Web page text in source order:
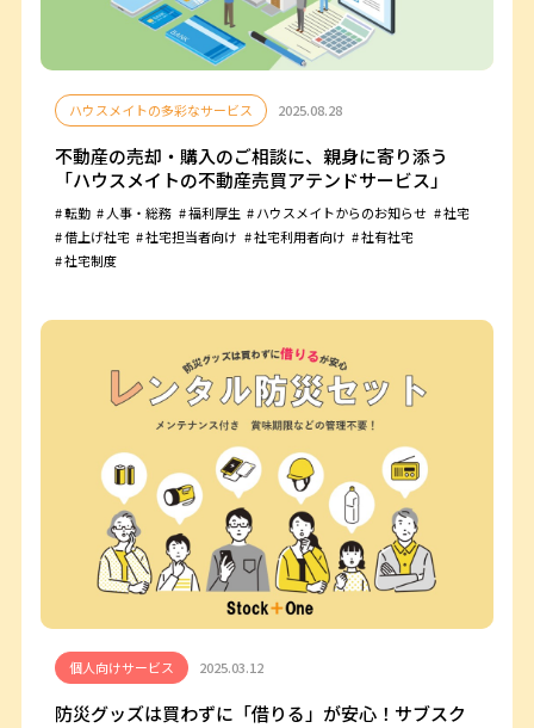
ハウスメイトの多彩なサービス 2025.08.28
不動産の売却・購入のご相談に、親身に寄り添う
「ハウスメイトの不動産売買アテンドサービス」
転勤 人事・総務 福利厚生 ハウスメイトからのお知らせ
社宅
借上げ社宅
社宅担当者向け 社宅利用者向け
社有社宅
社宅制度
個人向けサービス 2025.03.12
防災グッズは買わずに「借りる」が安心！サブスク